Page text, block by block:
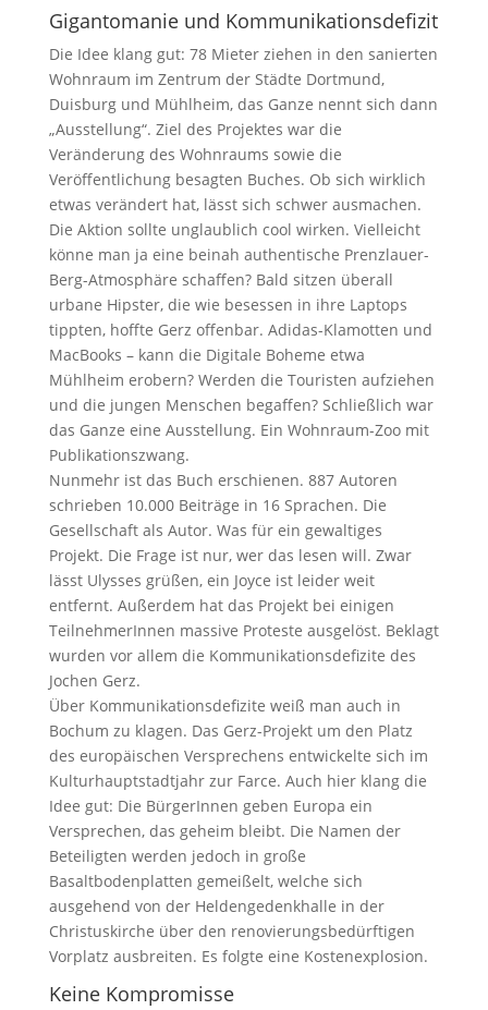
Gigantomanie und Kommunikationsdefizit
Die Idee klang gut: 78 Mieter ziehen in den sanierten
Wohnraum im Zentrum der Städte Dortmund,
Duisburg und Mühlheim, das Ganze nennt sich dann
„Ausstellung“. Ziel des Projektes war die
Veränderung des Wohnraums sowie die
Veröffentlichung besagten Buches. Ob sich wirklich
etwas verändert hat, lässt sich schwer ausmachen.
Die Aktion sollte unglaublich cool wirken. Vielleicht
könne man ja eine beinah authentische Prenzlauer-
Berg-Atmosphäre schaffen? Bald sitzen überall
urbane Hipster, die wie besessen in ihre Laptops
tippten, hoffte Gerz offenbar. Adidas-Klamotten und
MacBooks – kann die Digitale Boheme etwa
Mühlheim erobern? Werden die Touristen aufziehen
und die jungen Menschen begaffen? Schließlich war
das Ganze eine Ausstellung. Ein Wohnraum-Zoo mit
Publikationszwang.
Nunmehr ist das Buch erschienen. 887 Autoren
schrieben 10.000 Beiträge in 16 Sprachen. Die
Gesellschaft als Autor. Was für ein gewaltiges
Projekt. Die Frage ist nur, wer das lesen will. Zwar
lässt Ulysses grüßen, ein Joyce ist leider weit
entfernt. Außerdem hat das Projekt bei einigen
TeilnehmerInnen massive Proteste ausgelöst. Beklagt
wurden vor allem die Kommunikationsdefizite des
Jochen Gerz.
Über Kommunikationsdefizite weiß man auch in
Bochum zu klagen. Das Gerz-Projekt um den Platz
des europäischen Versprechens entwickelte sich im
Kulturhauptstadtjahr zur Farce. Auch hier klang die
Idee gut: Die BürgerInnen geben Europa ein
Versprechen, das geheim bleibt. Die Namen der
Beteiligten werden jedoch in große
Basaltbodenplatten gemeißelt, welche sich
ausgehend von der Heldengedenkhalle in der
Christuskirche über den renovierungsbedürftigen
Vorplatz ausbreiten. Es folgte eine Kostenexplosion.
Keine Kompromisse